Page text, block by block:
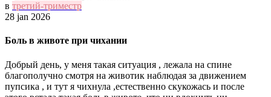
в третий-триместр
28 jan 2026
Боль в животе при чихании
Добрый день, у меня такая ситуация , лежала на спине
благополучно смотря на животик наблюдая за движением
пупсика , и тут я чихнула ,естественно скукожась и после